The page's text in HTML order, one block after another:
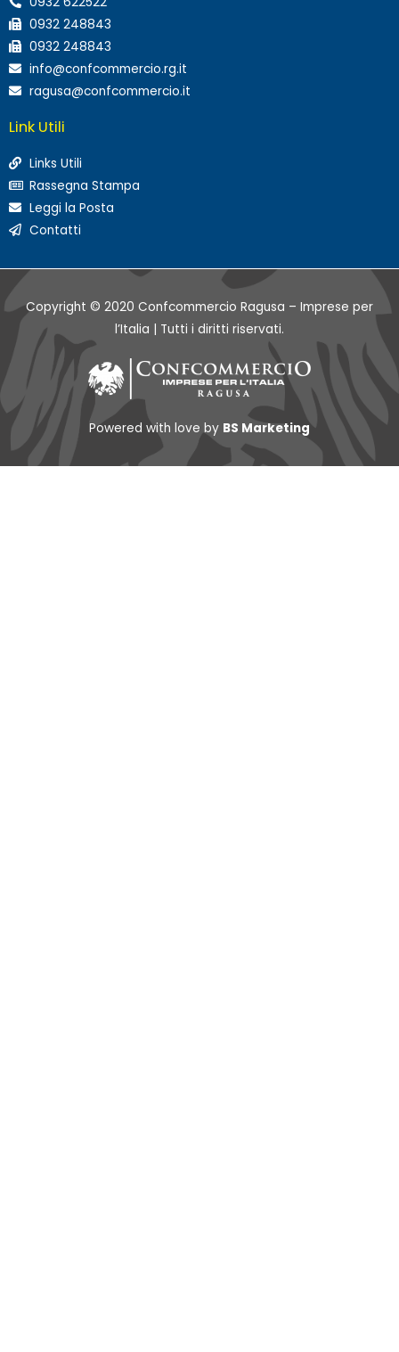
0932 248843
0932 248843
info@confcommercio.rg.it
ragusa@confcommercio.it
Link Utili
Links Utili
Rassegna Stampa
Leggi la Posta
Contatti
Copyright © 2020 Confcommercio Ragusa – Imprese per
l’Italia | Tutti i diritti riservati.
Powered with love by BS Marketing